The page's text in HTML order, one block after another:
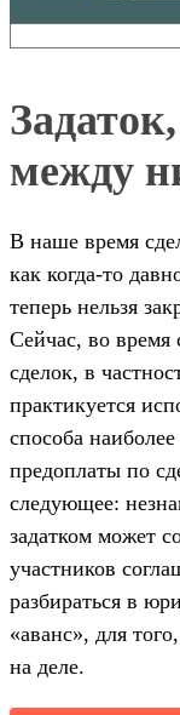
между
В наше время
как когда-то
теперь нельзя
Сейчас, во время
сделок, в
практикуется
способа
предоплаты по
следующее:
задатком может
участников
разбираться в
«аванс», для
на деле.